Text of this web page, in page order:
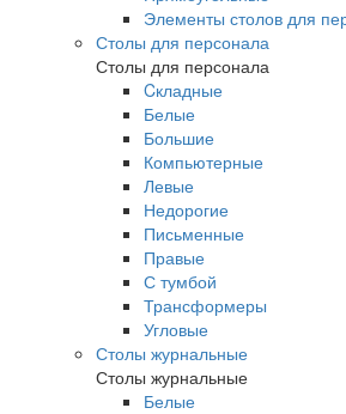
Элементы столов для
Столы для персонала
Столы для персонала
Cкладные
Белые
Большие
Компьютерные
Левые
Недорогие
Письменные
Правые
С тумбой
Трансформеры
Угловые
Столы журнальные
Столы журнальные
Белые